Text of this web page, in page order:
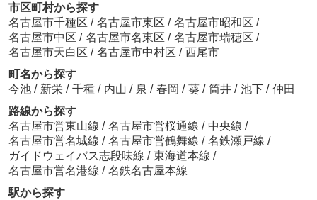
市区町村から探す
名古屋市千種区 / 名古屋市東区 / 名古屋市昭和区 /
名古屋市中区 / 名古屋市名東区 / 名古屋市瑞穂区 /
名古屋市天白区 / 名古屋市中村区 / 西尾市
町名から探す
今池 / 新栄 / 千種 / 内山 / 泉 / 春岡 / 葵 / 筒井 / 池下 / 仲田
路線から探す
名古屋市営東山線 / 名古屋市営桜通線 / 中央線 /
名古屋市営名城線 / 名古屋市営鶴舞線 / 名鉄瀬戸線 /
ガイドウェイバス志段味線 / 東海道本線 /
名古屋市営名港線 / 名鉄名古屋本線
駅から探す